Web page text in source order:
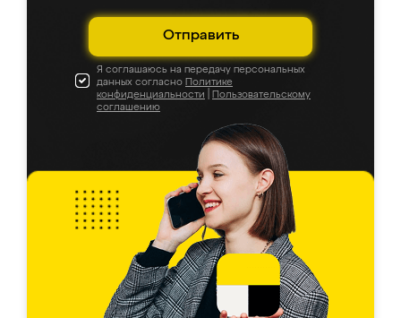
Отправить
Я соглашаюсь на передачу персональных
данных согласно Политике
конфиденциальности
Пользовательскому
соглашению